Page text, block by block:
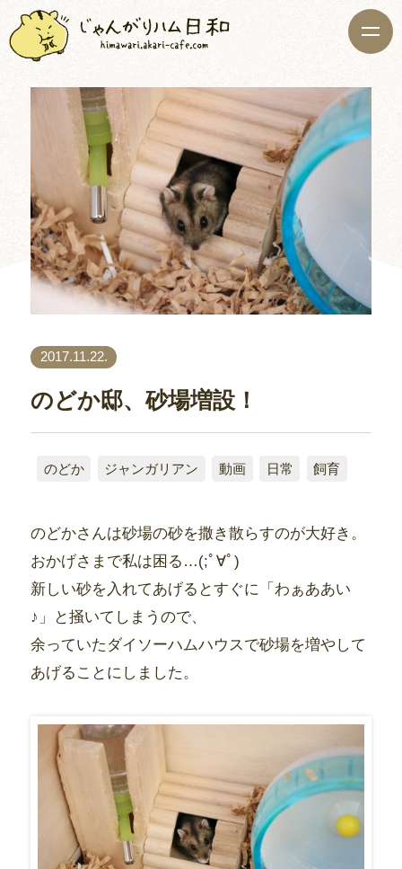
2017.11.22.
のどか邸、砂場増設！
のどか ジャンガリアン 動画 日常 飼育
のどかさんは砂場の砂を撒き散らすのが大好き。
おかげさまで私は困る…(;ﾟ∀ﾟ)
新しい砂を入れてあげるとすぐに「わぁああい
♪」と掻いてしまうので、
余っていたダイソーハムハウスで砂場を増やして
あげることにしました。